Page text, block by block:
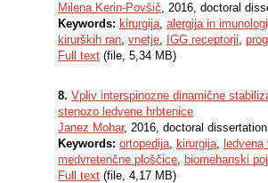
Milena Kerin-Povšič, 2016, doctoral
Keywords: kirurgija, alergija in
kirurških ran, vnetje, IGG receptorji,
Full text (file, 5,34 MB)
8. Vpliv interspinozne dinamične
stenozo ledvene hrbtenice
Janez Mohar, 2016, doctoral dissertation
Keywords: ortopedija, kirurgija,
medvretenčne ploščice, biomehanski
Full text (file, 4,17 MB)